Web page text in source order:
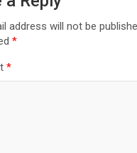
address will not be
*
*